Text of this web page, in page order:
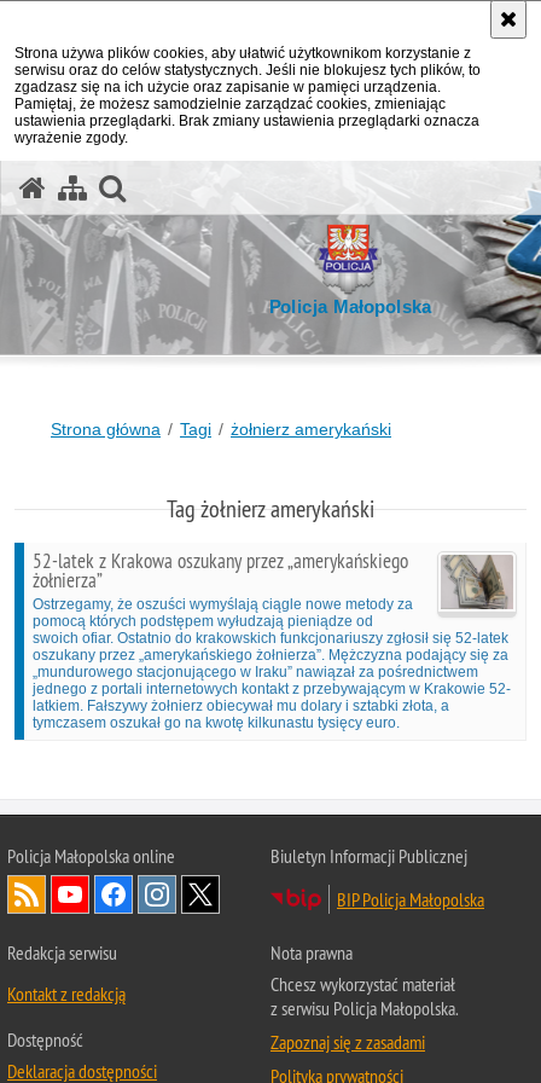
Strona używa plików cookies, aby ułatwić użytkownikom korzystanie z
serwisu oraz do celów statystycznych. Jeśli nie blokujesz tych plików, to
zgadzasz się na ich użycie oraz zapisanie w pamięci urządzenia.
Pamiętaj, że możesz samodzielnie zarządzać cookies, zmieniając
ustawienia przeglądarki. Brak zmiany ustawienia przeglądarki oznacza
wyrażenie zgody.
Policja Małopolska
Strona główna Tagi żołnierz amerykański
Tag żołnierz amerykański
52-latek z Krakowa oszukany przez „amerykańskiego
żołnierza”
Ostrzegamy, że oszuści wymyślają ciągle nowe metody za
pomocą których podstępem wyłudzają pieniądze od
swoich ofiar. Ostatnio do krakowskich funkcjonariuszy zgłosił się 52-latek
oszukany przez „amerykańskiego żołnierza”. Mężczyzna podający się za
„mundurowego stacjonującego w Iraku” nawiązał za pośrednictwem
jednego z portali internetowych kontakt z przebywającym w Krakowie 52-
latkiem. Fałszywy żołnierz obiecywał mu dolary i sztabki złota, a
tymczasem oszukał go na kwotę kilkunastu tysięcy euro.
Policja Małopolska online
Biuletyn Informacji Publicznej
BIP Policja Małopolska
Redakcja serwisu
Kontakt z redakcją
Dostępność
Deklaracja dostępności
Nota prawna
Chcesz wykorzystać materiał
z serwisu Policja Małopolska.
Zapoznaj się z zasadami
Polityka prywatności